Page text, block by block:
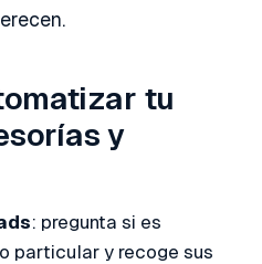
tu
y
: pregunta si es
particular y recoge sus